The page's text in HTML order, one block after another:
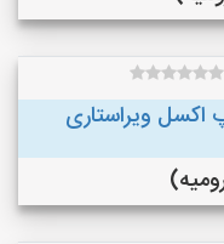
اکسل ویراستاری